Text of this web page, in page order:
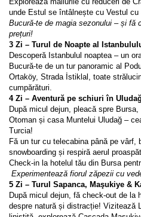
unde Estul se întâlnește cu Vestul cu
Bucură-te de magia sezonului – și fă
prețuri!
3 Zi – Turul de Noapte al
Descoperă Istanbulul noaptea – un
Bucură-te de un tur panoramic al
Ortaköy, Strada İstiklal, toate
cumpărături.
4 Zi – Aventură pe schiuri în
După micul dejun, pleacă spre
Otoman și casa Muntelui Uludağ –
Turcia!
Fă un tur cu telecabina până pe vârf,
snowboarding și respiră aerul
Check-in la hotelul tău din Bursa
Experimentează fiorul zăpezii cu
5 Zi – Turul Sapanca, Maşukiye &
După micul dejun, fă check-out de la
despre natură și distracție! Vizitează